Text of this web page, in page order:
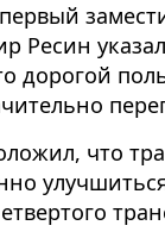
Ресин
дорогой
что